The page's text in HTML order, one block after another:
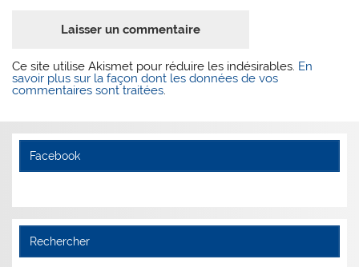
Ce site utilise Akismet pour réduire les indésirables. En
savoir plus sur la façon dont les données de vos
commentaires sont traitées.
Facebook
Rechercher